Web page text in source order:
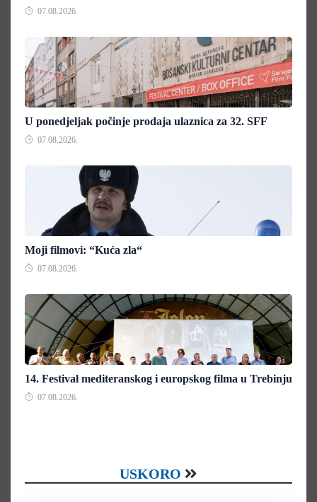
07.08.2026.
U ponedjeljak počinje prodaja ulaznica za 32. SFF
07.08.2026.
Moji filmovi: “Kuća zla“
07.08.2026.
14. Festival mediteranskog i europskog filma u Trebinju
07.08.2026.
USKORO